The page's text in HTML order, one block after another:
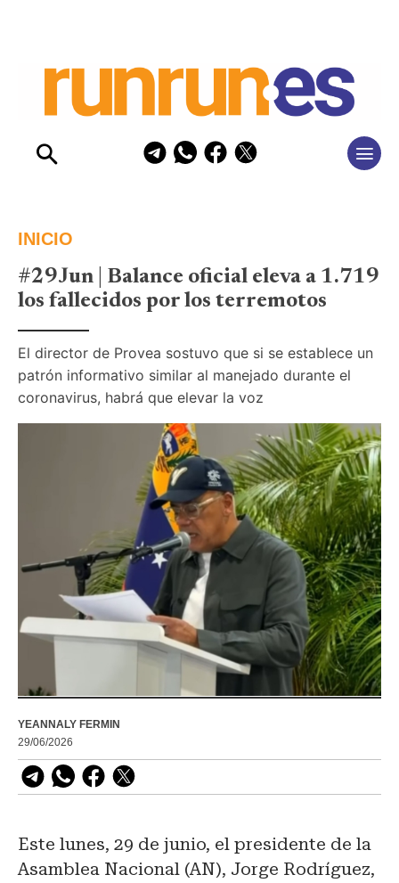
INICIO
#29Jun | Balance oficial eleva a 1.719
los fallecidos por los terremotos
El director de Provea sostuvo que si se establece un
patrón informativo similar al manejado durante el
YEANNALY FERMIN
29/06/2026
Este lunes, 29 de junio, el presidente de la
Asamblea Nacional (AN), Jorge Rodríguez,